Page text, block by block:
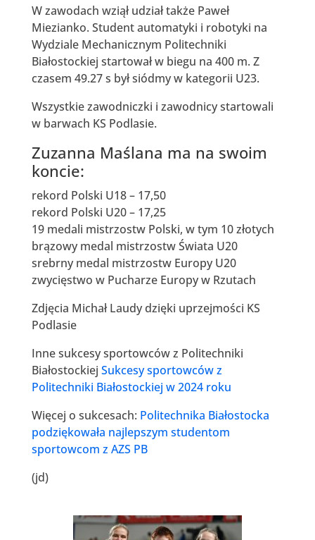
W zawodach wziął udział także Paweł
Miezianko. Student automatyki i robotyki na
Wydziale Mechanicznym Politechniki
Białostockiej startował w biegu na 400 m. Z
czasem 49.27 s był siódmy w kategorii U23.
Wszystkie zawodniczki i zawodnicy startowali
w barwach KS Podlasie.
Zuzanna Maślana ma na swoim
koncie:
rekord Polski U18 – 17,50
rekord Polski U20 – 17,25
19 medali mistrzostw Polski, w tym 10 złotych
brązowy medal mistrzostw Świata U20
srebrny medal mistrzostw Europy U20
zwycięstwo w Pucharze Europy w Rzutach
Zdjęcia Michał Laudy dzięki uprzejmości KS
Podlasie
Inne sukcesy sportowców z Politechniki
Białostockiej Sukcesy sportowców z
Politechniki Białostockiej w 2024 roku
Więcej o sukcesach: Politechnika Białostocka
podziękowała najlepszym studentom
sportowcom z AZS PB
(jd)